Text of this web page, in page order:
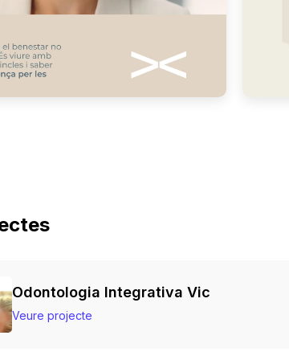
Odontologia Integrativa Vic
Veure projecte